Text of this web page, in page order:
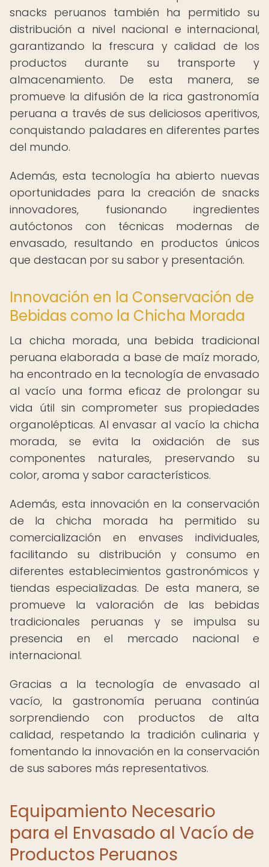
snacks peruanos también ha permitido su
distribución a nivel nacional e internacional,
garantizando la frescura y calidad de los
productos durante su transporte y
almacenamiento. De esta manera, se
promueve la difusión de la rica gastronomía
peruana a través de sus deliciosos aperitivos,
conquistando paladares en diferentes partes
del mundo.
Además, esta tecnología ha abierto nuevas
oportunidades para la creación de snacks
innovadores, fusionando ingredientes
autóctonos con técnicas modernas de
envasado, resultando en productos únicos
que destacan por su sabor y presentación.
Innovación en la Conservación de
Bebidas como la Chicha Morada
La chicha morada, una bebida tradicional
peruana elaborada a base de maíz morado,
ha encontrado en la tecnología de envasado
al vacío una forma eficaz de prolongar su
vida útil sin comprometer sus propiedades
organolépticas. Al envasar al vacío la chicha
morada, se evita la oxidación de sus
componentes naturales, preservando su
color, aroma y sabor característicos.
Además, esta innovación en la conservación
de la chicha morada ha permitido su
comercialización en envases individuales,
facilitando su distribución y consumo en
diferentes establecimientos gastronómicos y
tiendas especializadas. De esta manera, se
promueve la valoración de las bebidas
tradicionales peruanas y se impulsa su
presencia en el mercado nacional e
internacional.
Gracias a la tecnología de envasado al
vacío, la gastronomía peruana continúa
sorprendiendo con productos de alta
calidad, respetando la tradición culinaria y
fomentando la innovación en la conservación
de sus sabores más representativos.
Equipamiento Necesario
para el Envasado al Vacío de
Productos Peruanos